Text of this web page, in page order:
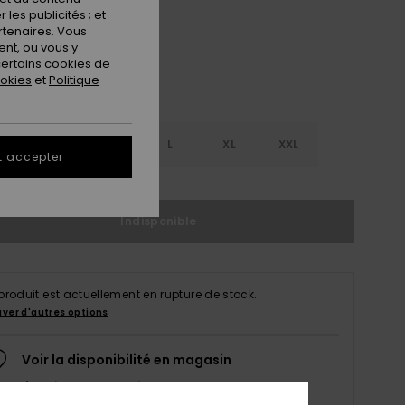
L XL XXL
Indisponible
est actuellement en rupture de stock.
d'autres options
Voir la disponibilité en magasin
Sélectionnez une taille
les publicités ; et
Vous
ou vous y
cookies de
etPolitique
accepter